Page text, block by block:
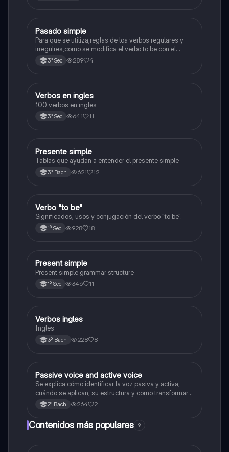
Inglés
Pasado simple
Para que se utiliza,reglas de loa verbos regulares y
irregulres,como se modifica el verbo to be con el
pasado simple.
3º Sec 289 4
Inglés
Verbos en ingles
100 verbos en ingles
3º Sec 641 11
Inglés
Presente simple
Tablas que ayudan a entender el presente simple
3º Bach 621 12
Inglés
Verbo "to be"
Significados, usos y conjugación del verbo "to be".
1º Sec 928 18
Inglés
Present simple
Present simple grammar structure
1º Sec 346 11
Inglés
Verbos ingles
Ingles
3º Bach 228 8
Inglés
Passive voice and active voice
Se explica cómo identificar la voz pasiva y activa,
cuándo se aplican, su estructura y como transformar
voz pasiva a activa y viceversa.
2º Bach 264 2
Contenidos más populares 9